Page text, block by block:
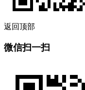
返回顶部
微信扫一扫